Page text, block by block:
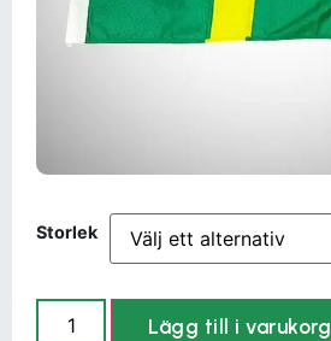
Storlek
Lägg till i varukorg